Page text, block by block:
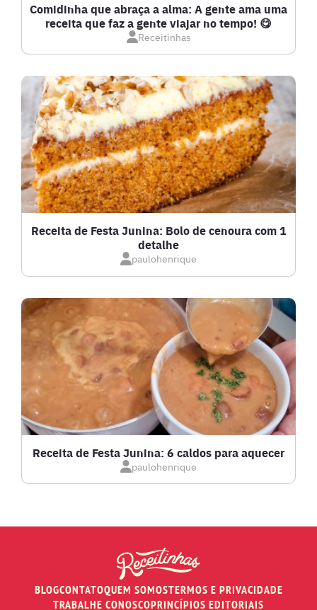
DOCES E SOBREMESAS
DRINKS
FRANGO
FRUTOS DO MAR
GRATINADOS
LANCHES
LASANHAS
LOW CARB
MASSAS E PASTAS
RECEITAS DE AIR FRYER
Comidinha que abraça a alma: A gente ama uma
receita que faz a gente viajar no tempo! 😋
Receitinhas
Receita de Festa Junina: Bolo de cenoura com 1
detalhe
paulohenrique
Receita de Festa Junina: 6 caldos para aquecer
paulohenrique
BLOGCONTATOQUEM SOMOSTERMOS E PRIVACIDADE
TRABALHE CONOSCOPRINCÍPIOS EDITORIAIS